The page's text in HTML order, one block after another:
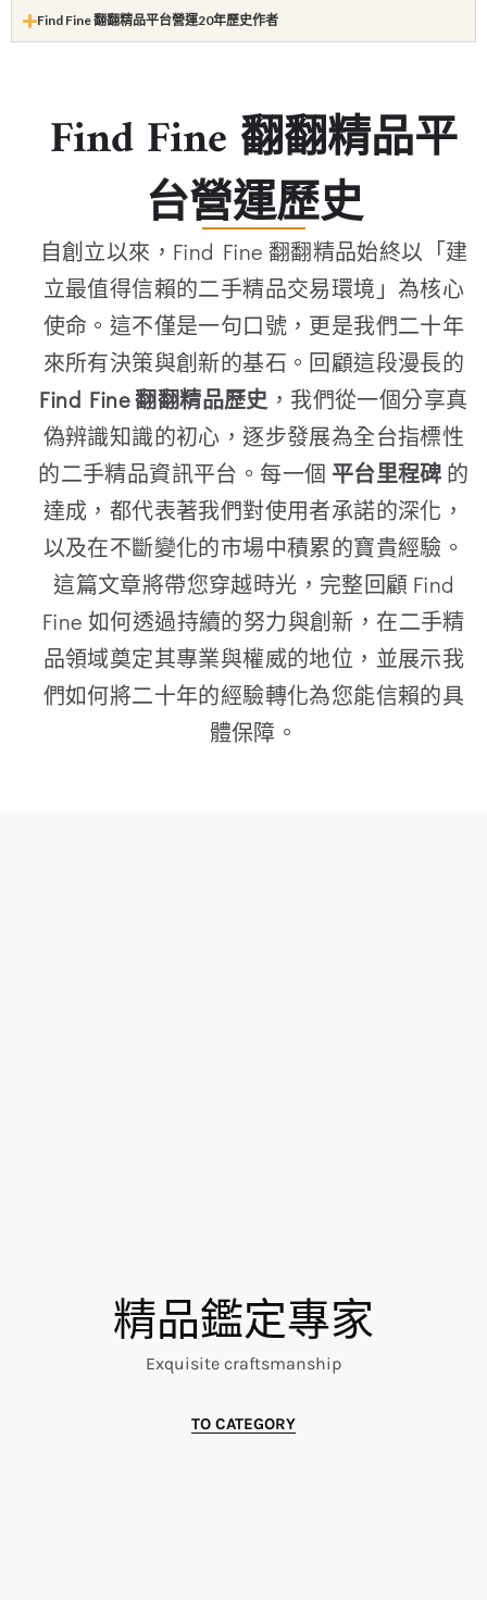
Find Fine 翻翻精品平台營運20年歷史作者
Find Fine 翻翻精品平
台營運歷史
自創立以來，Find Fine 翻翻精品始終以「建
立最值得信賴的二手精品交易環境」為核心
使命。這不僅是一句口號，更是我們二十年
來所有決策與創新的基石。回顧這段漫長的
Find Fine 翻翻精品歷史 ，我們從一個分享真
偽辨識知識的初心，逐步發展為全台指標性
的二手精品資訊平台。每一個 平台里程碑 的
達成，都代表著我們對使用者承諾的深化，
以及在不斷變化的市場中積累的寶貴經驗。
這篇文章將帶您穿越時光，完整回顧 Find
Fine 如何透過持續的努力與創新，在二手精
品領域奠定其專業與權威的地位，並展示我
們如何將二十年的經驗轉化為您能信賴的具
體保障。
精品鑑定專家
Exquisite craftsmanship
TO CATEGORY